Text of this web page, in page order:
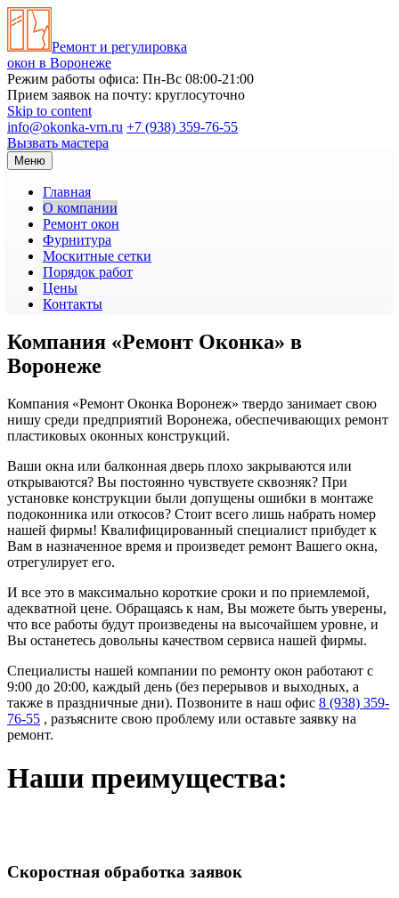
Ремонт и регулировка
окон в Воронеже
Режим работы офиса: Пн-Вс 08:00-21:00
Прием заявок на почту: круглосуточно
Skip to content
info@okonka-vrn.ru +7 (938) 359-76-55
Вызвать мастера
Меню
Главная
О компании
Ремонт окон
Фурнитура
Москитные сетки
Порядок работ
Цены
Контакты
Компания «Ремонт Оконка» в
Воронеже
Компания «Ремонт Оконка Воронеж» твердо занимает свою
нишу среди предприятий Воронежа, обеспечивающих ремонт
пластиковых оконных конструкций.
Ваши окна или балконная дверь плохо закрываются или
открываются? Вы постоянно чувствуете сквозняк? При
установке конструкции были допущены ошибки в монтаже
подоконника или откосов? Стоит всего лишь набрать номер
нашей фирмы! Квалифицированный специалист прибудет к
Вам в назначенное время и произведет ремонт Вашего окна,
отрегулирует его.
И все это в максимально короткие сроки и по приемлемой,
адекватной цене. Обращаясь к нам, Вы можете быть уверены,
что все работы будут произведены на высочайшем уровне, и
Вы останетесь довольны качеством сервиса нашей фирмы.
Специалисты нашей компании по ремонту окон работают с
9:00 до 20:00, каждый день (без перерывов и выходных, а
также в праздничные дни). Позвоните в наш офис 8 (938) 359-
76-55 , разъясните свою проблему или оставьте заявку на
ремонт.
Наши преимущества:
Скоростная обработка заявок